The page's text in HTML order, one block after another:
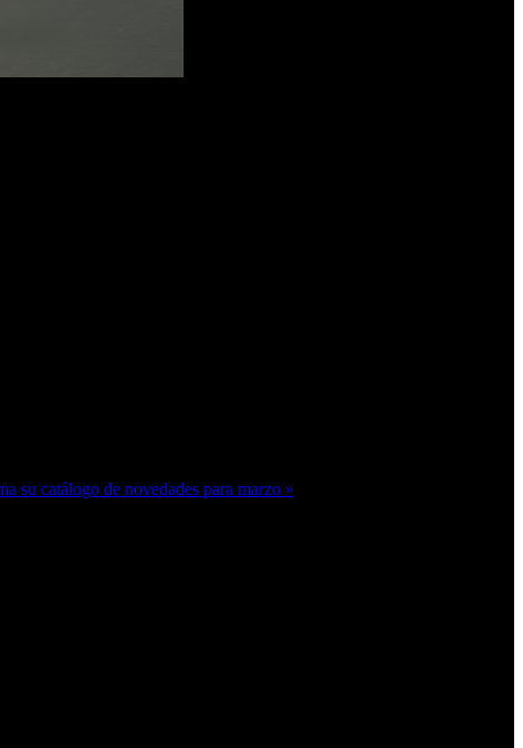
su catálogo de novedades para marzo »